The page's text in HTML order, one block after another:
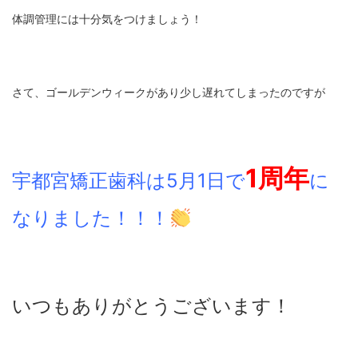
体調管理には十分気をつけましょう！
さて、ゴールデンウィークがあり少し遅れてしまったのですが
宇都宮矯正歯科は5月1日で1周年に
なりました！！！
いつもありがとうございます！